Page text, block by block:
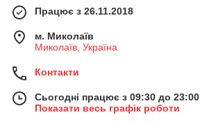
Працює з 26.11.2018
м. Миколаїв
Миколаїв, Україна
Контакти
Сьогодні працює з 09:30 до 23:00
Показати весь графік роботи